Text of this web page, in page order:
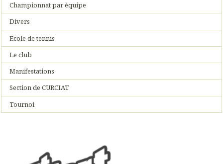
Championnat par équipe
Divers
Ecole de tennis
Le club
Manifestations
Section de CURCIAT
Tournoi